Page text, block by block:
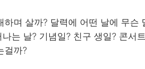
하며 살까? 달력에 어떤 날에 무슨
는 날? 기념일? 친구 생일? 콘서
걸까?